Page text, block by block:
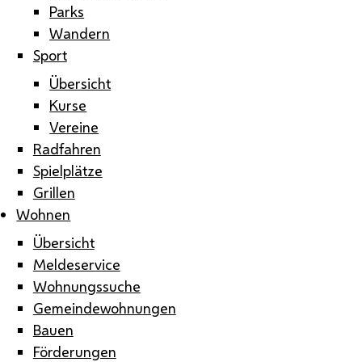
Parks
Wandern
Sport
Übersicht
Kurse
Vereine
Radfahren
Spielplätze
Grillen
Wohnen
Übersicht
Meldeservice
Wohnungssuche
Gemeindewohnungen
Bauen
Förderungen